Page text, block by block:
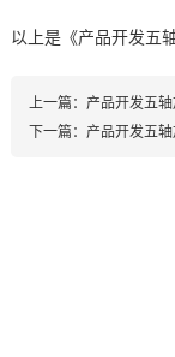
以上是 《产品开发五
上一篇： 产品开发五
下一篇： 产品开发五